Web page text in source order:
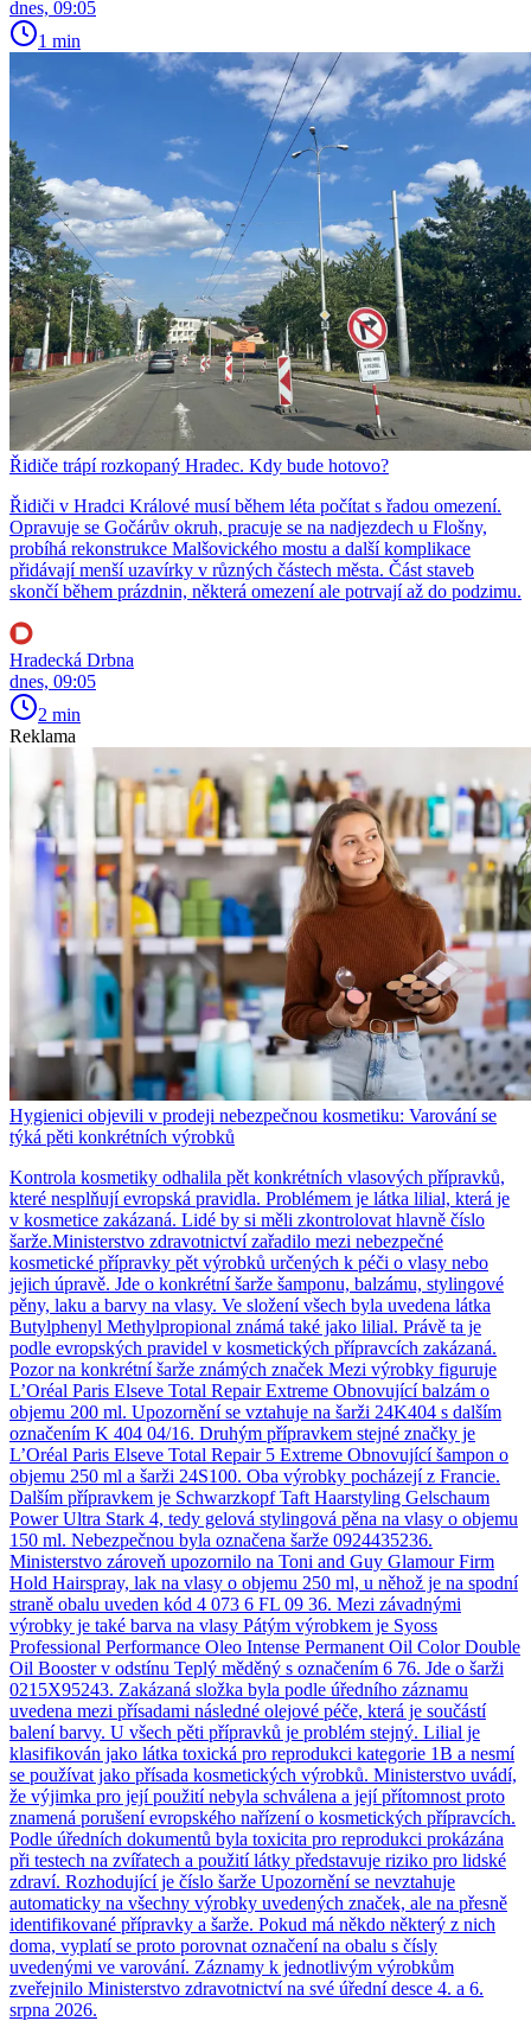
dnes, 09:05
1 min
Řidiče trápí rozkopaný Hradec. Kdy bude hotovo?
Řidiči v Hradci Králové musí během léta počítat s řadou omezení.
Opravuje se Gočárův okruh, pracuje se na nadjezdech u Flošny,
probíhá rekonstrukce Malšovického mostu a další komplikace
přidávají menší uzavírky v různých částech města. Část staveb
skončí během prázdnin, některá omezení ale potrvají až do podzimu.
Hradecká Drbna
dnes, 09:05
2 min
Reklama
Hygienici objevili v prodeji nebezpečnou kosmetiku: Varování se
týká pěti konkrétních výrobků
Kontrola kosmetiky odhalila pět konkrétních vlasových přípravků,
které nesplňují evropská pravidla. Problémem je látka lilial, která je
v kosmetice zakázaná. Lidé by si měli zkontrolovat hlavně číslo
šarže.Ministerstvo zdravotnictví zařadilo mezi nebezpečné
kosmetické přípravky pět výrobků určených k péči o vlasy nebo
jejich úpravě. Jde o konkrétní šarže šamponu, balzámu, stylingové
pěny, laku a barvy na vlasy. Ve složení všech byla uvedena látka
Butylphenyl Methylpropional známá také jako lilial. Právě ta je
podle evropských pravidel v kosmetických přípravcích zakázaná.
Pozor na konkrétní šarže známých značek Mezi výrobky figuruje
L’Oréal Paris Elseve Total Repair Extreme Obnovující balzám o
objemu 200 ml. Upozornění se vztahuje na šarži 24K404 s dalším
označením K 404 04/16. Druhým přípravkem stejné značky je
L’Oréal Paris Elseve Total Repair 5 Extreme Obnovující šampon o
objemu 250 ml a šarži 24S100. Oba výrobky pocházejí z Francie.
Dalším přípravkem je Schwarzkopf Taft Haarstyling Gelschaum
Power Ultra Stark 4, tedy gelová stylingová pěna na vlasy o objemu
150 ml. Nebezpečnou byla označena šarže 0924435236.
Ministerstvo zároveň upozornilo na Toni and Guy Glamour Firm
Hold Hairspray, lak na vlasy o objemu 250 ml, u něhož je na spodní
straně obalu uveden kód 4 073 6 FL 09 36. Mezi závadnými
výrobky je také barva na vlasy Pátým výrobkem je Syoss
Professional Performance Oleo Intense Permanent Oil Color Double
Oil Booster v odstínu Teplý měděný s označením 6 76. Jde o šarži
0215X95243. Zakázaná složka byla podle úředního záznamu
uvedena mezi přísadami následné olejové péče, která je součástí
balení barvy. U všech pěti přípravků je problém stejný. Lilial je
klasifikován jako látka toxická pro reprodukci kategorie 1B a nesmí
se používat jako přísada kosmetických výrobků. Ministerstvo uvádí,
že výjimka pro její použití nebyla schválena a její přítomnost proto
znamená porušení evropského nařízení o kosmetických přípravcích.
Podle úředních dokumentů byla toxicita pro reprodukci prokázána
při testech na zvířatech a použití látky představuje riziko pro lidské
zdraví. Rozhodující je číslo šarže Upozornění se nevztahuje
automaticky na všechny výrobky uvedených značek, ale na přesně
identifikované přípravky a šarže. Pokud má někdo některý z nich
doma, vyplatí se proto porovnat označení na obalu s čísly
uvedenými ve varování. Záznamy k jednotlivým výrobkům
zveřejnilo Ministerstvo zdravotnictví na své úřední desce 4. a 6.
srpna 2026.